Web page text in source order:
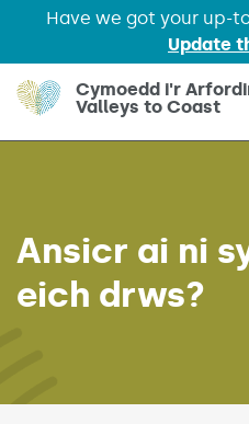
Have we got your up-
Update
Skip to main content
Cymoedd i'r
Valleys to Coast
Ansicr ai ni
eich drws?